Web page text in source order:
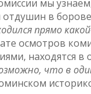
мы
в
прямо
осмотров
находятся
что в